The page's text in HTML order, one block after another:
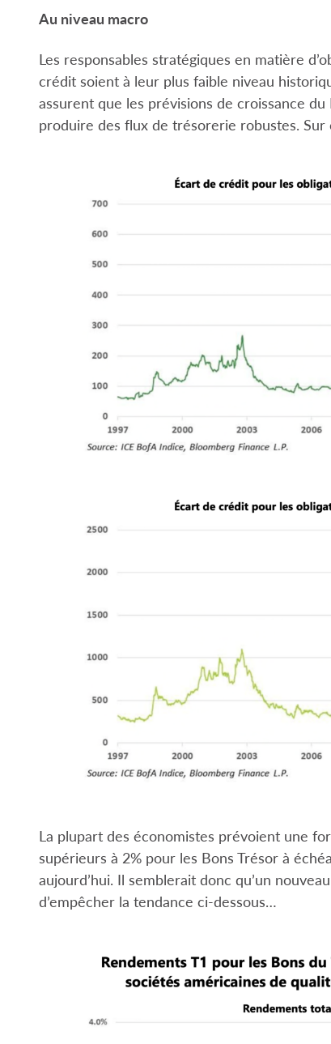
Au niveau macro
Les responsables stratégiques en matière
crédit soient à leur plus faible niveau
assurent que les prévisions de croissance
produire des flux de trésorerie robustes. Sur
La plupart des économistes prévoient une
supérieurs à 2% pour les Bons Trésor à
aujourd’hui. Il semblerait donc qu’un
d’empêcher la tendance ci-dessous…